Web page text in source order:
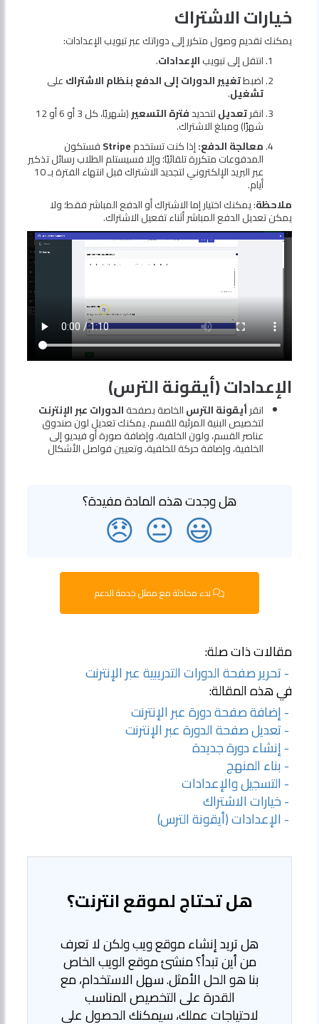
خيارات الاشتراك
يمكنك تقديم وصول متكرر إلى دوراتك عبر تبويب الإعدادات:
انتقل إلى تبويبالإعدادات.
اضبطتغيير الدورات إلى الدفع بنظام الاشتراكعلى
تشغيل.
انقرتعديللتحديدفترة التسعير (شهريًا، كل 3 أو 6 أو 12
شهرًا) ومبلغ الاشتراك.
معالجة الدفع:إذا كنت تستخدمStripeفستكون
المدفوعات متكررة تلقائيًا؛ وإلا فسيستلم الطلاب رسائل تذكير
عبر البريد الإلكتروني لتجديد الاشتراك قبل انتهاء الفترة بـ 10
أيام.
ملاحظة: يمكنك اختيار إما الاشتراك أو الدفع المباشر فقط؛ ولا
يمكن تعديل الدفع المباشر أثناء تفعيل الاشتراك.
الإعدادات (أيقونة الترس)
انقرأيقونة الترسالخاصة بصفحةالدورات عبر الإنترنت
لتخصيص البنية المرئية للقسم. يمكنك تعديل لون صندوق
عناصر القسم، ولون الخلفية، وإضافة صورة أو فيديو إلى
الخلفية، وإضافة حركة للخلفية، وتعيين فواصل الأشكال
هل وجدت هذه المادة مفيدة؟
😃
😐
😞
بدء محادثة مع ممثل خدمة الدعم
مقالات ذات صلة:
- تحرير صفحة الدورات التدريبية عبر الإنترنت
في هذه المقالة:
- إضافة صفحة دورة عبر الإنترنت
- تعديل صفحة الدورة عبر الإنترنت
- إنشاء دورة جديدة
- بناء المنهج
- التسجيل والإعدادات
- خيارات الاشتراك
- الإعدادات (أيقونة الترس)
هل تحتاج لموقع انترنت؟
هل تريد إنشاء موقع ويب ولكن لا تعرف
من أين تبدأ؟ منشئ موقع الويب الخاص
بنا هو الحل الأمثل. سهل الاستخدام، مع
القدرة على التخصيص المناسب
لاحتياجات عملك، سيمكنك الحصول على